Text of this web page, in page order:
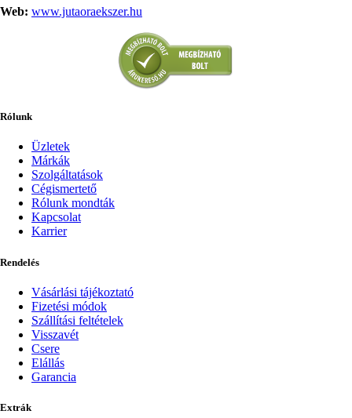
Web: www.jutaoraekszer.hu
Rólunk
Üzletek
Márkák
Szolgáltatások
Cégismertető
Rólunk mondták
Kapcsolat
Karrier
Rendelés
Vásárlási tájékoztató
Fizetési módok
Szállítási feltételek
Visszavét
Csere
Elállás
Garancia
Extrák